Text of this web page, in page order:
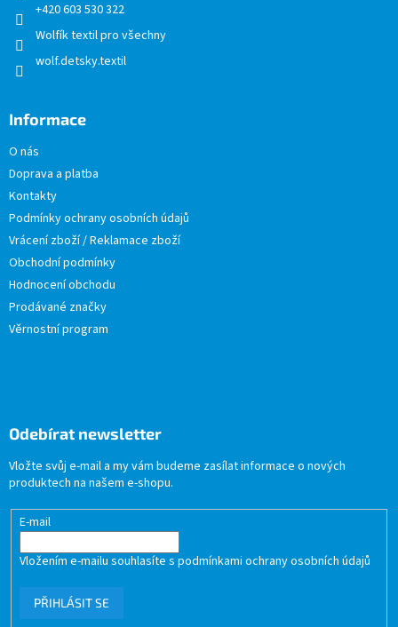
+420 603 530 322
Wolfík textil pro všechny
wolf.detsky.textil
Informace
O nás
Doprava a platba
Kontakty
Podmínky ochrany osobních údajů
Vrácení zboží / Reklamace zboží
Obchodní podmínky
Hodnocení obchodu
Prodávané značky
Věrnostní program
Odebírat newsletter
Vložte svůj e-mail a my vám budeme zasílat informace o nových
produktech na našem e-shopu.
E-mail
Vložením e-mailu souhlasíte s podmínkami ochrany osobních údajů
PŘIHLÁSIT SE